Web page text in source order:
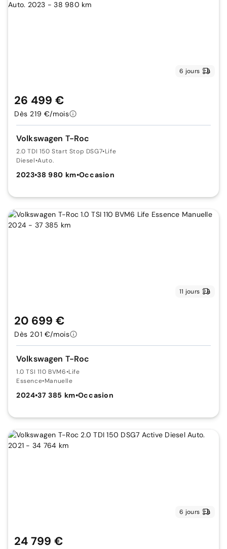
6 jours
Volkswagen T-Roc
2.0 TDI 150 Start Stop DSG7•Life
Diesel•Auto.
2023•38 980 km•Occasion
26 499 €
Dès 219 €/mois
11 jours
Volkswagen T-Roc
1.0 TSI 110 BVM6•Life
Essence•Manuelle
2024•37 385 km•Occasion
20 699 €
Dès 201 €/mois
6 jours
24 799 €